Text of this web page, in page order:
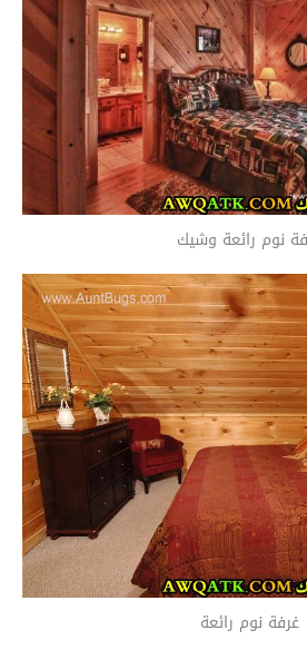
نوم رائعة وشيك
غرفة نوم رائعة